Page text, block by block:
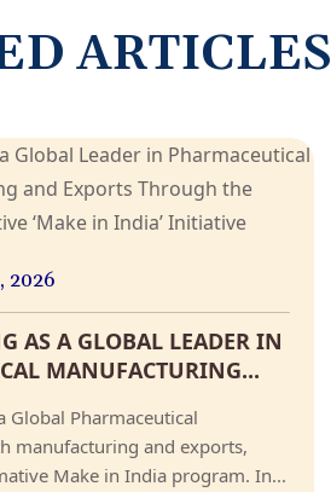
ARTICLES
2026
AS A GLOBAL LEADER IN
MANUFACTURING...
Global Pharmaceutical
manufacturing and exports,
Make in India program. In...